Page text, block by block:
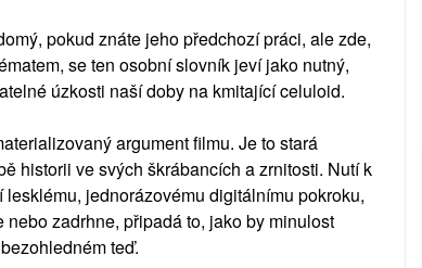
pokud znáte jeho předchozí práci, ale zde,
se ten osobní slovník jeví jako nutný,
úzkosti naší doby na kmitající celuloid.
argument filmu. Je to stará
historii ve svých škrábancích a zrnitosti. Nutí k
jednorázovému digitálnímu pokroku,
zadrhne, připadá to, jako by minulost
teď.